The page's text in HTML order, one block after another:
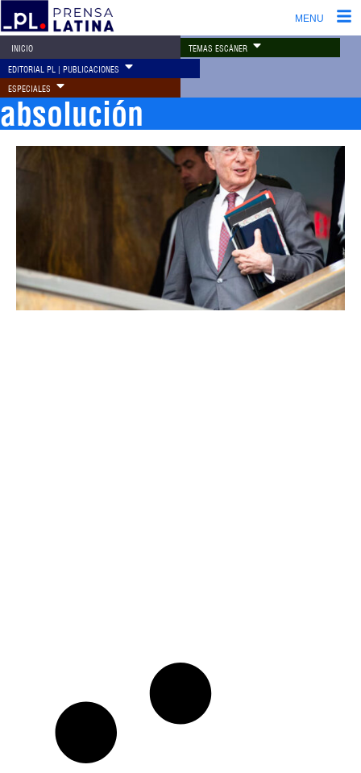
MENU
INICIO TEMAS ESCÁNER
EDITORIAL PL | PUBLICACIONES
ESPECIALES
absolución